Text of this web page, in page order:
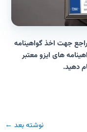
جهت اخذ گواهینامه
های ایزو معتبر
دهید.
نوشته بعد ←